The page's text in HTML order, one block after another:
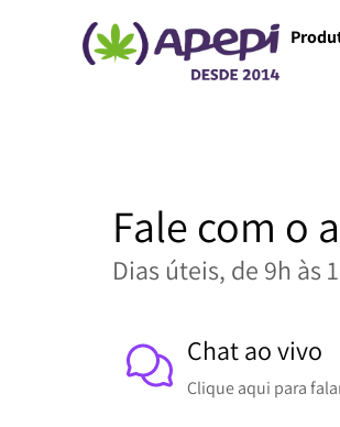
Fale com o
Dias úteis, de 9h às
Chat ao vivo
Clique aqui para